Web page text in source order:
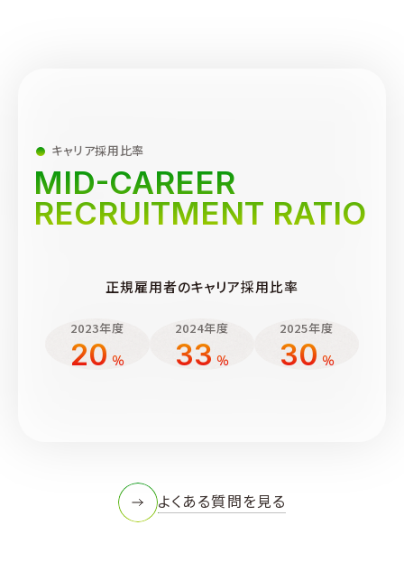
キャリア採用比率
MID-CAREER
RECRUITMENT RATIO
正規雇用者のキャリア採用比率
2023年度
20 ％
2024年度
33 ％
2025年度
30 ％
よくある質問を見る